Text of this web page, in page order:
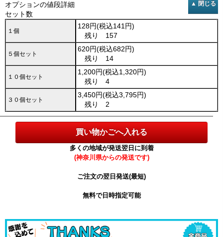
オプションの値段詳細
セット数
１個
128円(税込141円)
残り 157
５個セット
620円(税込682円)
残り 14
１０個セット
1,200円(税込1,320円)
残り 4
３０個セット
3,450円(税込3,795円)
残り 2
多くの地域が発送翌日に到着
(神奈川県からの発送です)
ご注文の翌日発送(最短)
無料で日時指定可能